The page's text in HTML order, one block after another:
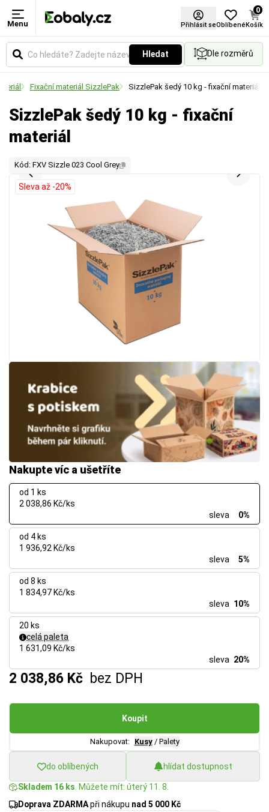
Menu Přihlásit seOblíbené
0
Košík
Hledat Dle rozměrů
Fixační materiál SizzlePak SizzlePak šedý 10 kg - fixační materiál
SizzlePak šedý 10 kg - fixační
materiál
Kód: FXV Sizzle 023 Cool Grey
Nakupte víc a ušetříte
od 1 ks
2 038,86 Kč/ks
sleva
0%
od 4 ks
1 936,92 Kč/ks
sleva
5%
od 8 ks
1 834,97 Kč/ks
sleva 10%
20 ks
celá paleta
1 631,09 Kč/ks
sleva 20%
2 038,86 Kč bez DPH
Koupit
Nakupovat: Kusy / Palety
do oblíbených hlídat dostupnost
Skladem 16 ks . Můžete mít: úterý 11. 8.
Doprava ZDARMApři nákupu nad 5 000 Kč
Sleva až -20%